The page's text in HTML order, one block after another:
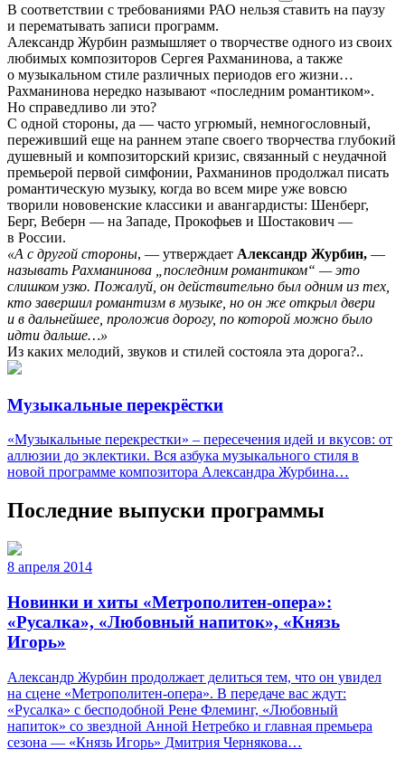
В соответствии с требованиями РАО нельзя ставить на паузу
и перематывать записи программ.
Александр Журбин размышляет о творчестве одного из своих
любимых композиторов Сергея Рахманинова, а также
о музыкальном стиле различных периодов его жизни…
Рахманинова нередко называют «последним романтиком».
Но справедливо ли это?
С одной стороны, да — часто угрюмый, немногословный,
переживший еще на раннем этапе своего творчества глубокий
душевный и композиторский кризис, связанный с неудачной
премьерой первой симфонии, Рахманинов продолжал писать
романтическую музыку, когда во всем мире уже вовсю
творили нововенские классики и авангардисты: Шенберг,
Берг, Веберн — на Западе, Прокофьев и Шостакович —
в России.
«А с другой стороны, — утверждает Александр Журбин, —
называть Рахманинова „последним романтиком“ — это
слишком узко. Пожалуй, он действительно был одним из тех,
кто завершил романтизм в музыке, но он же открыл двери
и в дальнейшее, проложив дорогу, по которой можно было
идти дальше…»
Из каких мелодий, звуков и стилей состояла эта дорога?..
Музыкальные перекрёстки
«Музыкальные перекрестки» – пересечения идей и вкусов: от
аллюзии до эклектики. Вся азбука музыкального стиля в
новой программе композитора Александра Журбина…
Последние выпуски программы
8 апреля 2014
Новинки и хиты «Метрополитен-опера»:
«Русалка», «Любовный напиток», «Князь
Игорь»
Александр Журбин продолжает делиться тем, что он увидел
на сцене «Метрополитен-опера». В передаче вас ждут:
«Русалка» с бесподобной Рене Флеминг, «Любовный
напиток» со звездной Анной Нетребко и главная премьера
сезона — «Князь Игорь» Дмитрия Чернякова…